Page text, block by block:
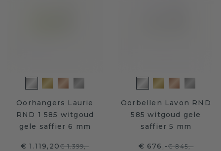
Oorhangers Laurie
RND 1 585 witgoud
gele saffier 6 mm
€ 1.119,20€ 1.399,-
Oorbellen Lavon RND
585 witgoud gele
saffier 5 mm
€ 676,-€ 845,-